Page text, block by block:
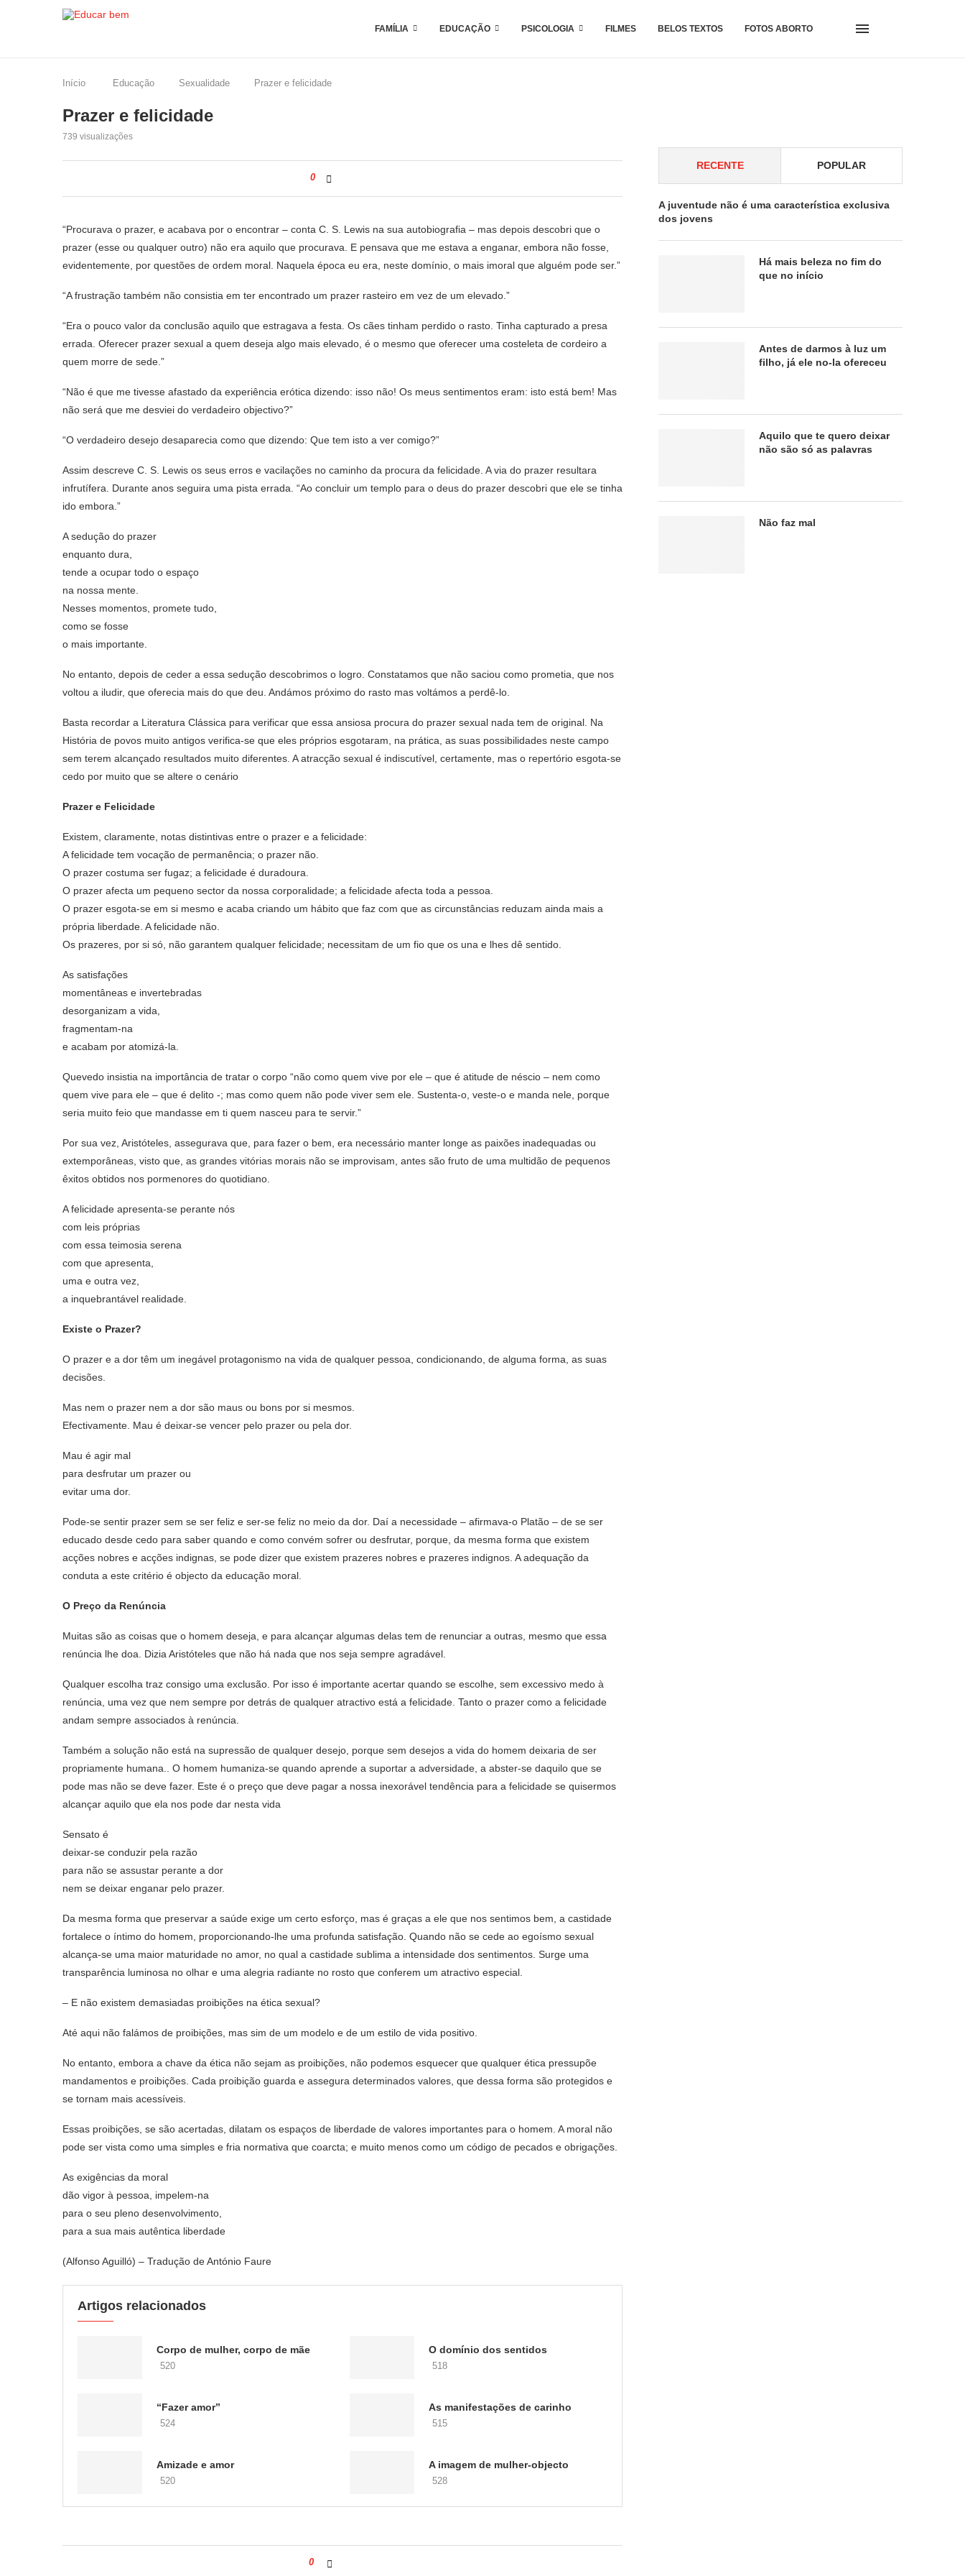
FAMÍLIA EDUCAÇÃO PSICOLOGIA FILMES BELOS TEXTOS FOTOS ABORTO
Início Educação Sexualidade Prazer e felicidade
Prazer e felicidade
739 visualizações
0
“Procurava o prazer, e acabava por o encontrar – conta C. S. Lewis na sua autobiografia – mas depois descobri que o
prazer (esse ou qualquer outro) não era aquilo que procurava. E pensava que me estava a enganar, embora não fosse,
evidentemente, por questões de ordem moral. Naquela época eu era, neste domínio, o mais imoral que alguém pode ser.”
“A frustração também não consistia em ter encontrado um prazer rasteiro em vez de um elevado.”
“Era o pouco valor da conclusão aquilo que estragava a festa. Os cães tinham perdido o rasto. Tinha capturado a presa
errada. Oferecer prazer sexual a quem deseja algo mais elevado, é o mesmo que oferecer uma costeleta de cordeiro a
quem morre de sede.”
“Não é que me tivesse afastado da experiência erótica dizendo: isso não! Os meus sentimentos eram: isto está bem! Mas
não será que me desviei do verdadeiro objectivo?”
“O verdadeiro desejo desaparecia como que dizendo: Que tem isto a ver comigo?”
Assim descreve C. S. Lewis os seus erros e vacilações no caminho da procura da felicidade. A via do prazer resultara
infrutífera. Durante anos seguira uma pista errada. “Ao concluir um templo para o deus do prazer descobri que ele se tinha
ido embora.”
A sedução do prazer
enquanto dura,
tende a ocupar todo o espaço
na nossa mente.
Nesses momentos, promete tudo,
como se fosse
o mais importante.
No entanto, depois de ceder a essa sedução descobrimos o logro. Constatamos que não saciou como prometia, que nos
voltou a iludir, que oferecia mais do que deu. Andámos próximo do rasto mas voltámos a perdê-lo.
Basta recordar a Literatura Clássica para verificar que essa ansiosa procura do prazer sexual nada tem de original. Na
História de povos muito antigos verifica-se que eles próprios esgotaram, na prática, as suas possibilidades neste campo
sem terem alcançado resultados muito diferentes. A atracção sexual é indiscutível, certamente, mas o repertório esgota-se
cedo por muito que se altere o cenário
Prazer e Felicidade
Existem, claramente, notas distintivas entre o prazer e a felicidade:
A felicidade tem vocação de permanência; o prazer não.
O prazer costuma ser fugaz; a felicidade é duradoura.
O prazer afecta um pequeno sector da nossa corporalidade; a felicidade afecta toda a pessoa.
O prazer esgota-se em si mesmo e acaba criando um hábito que faz com que as circunstâncias reduzam ainda mais a
própria liberdade. A felicidade não.
Os prazeres, por si só, não garantem qualquer felicidade; necessitam de um fio que os una e lhes dê sentido.
As satisfações
momentâneas e invertebradas
desorganizam a vida,
fragmentam-na
e acabam por atomizá-la.
Quevedo insistia na importância de tratar o corpo “não como quem vive por ele – que é atitude de néscio – nem como
quem vive para ele – que é delito -; mas como quem não pode viver sem ele. Sustenta-o, veste-o e manda nele, porque
seria muito feio que mandasse em ti quem nasceu para te servir.”
Por sua vez, Aristóteles, assegurava que, para fazer o bem, era necessário manter longe as paixões inadequadas ou
extemporâneas, visto que, as grandes vitórias morais não se improvisam, antes são fruto de uma multidão de pequenos
êxitos obtidos nos pormenores do quotidiano.
A felicidade apresenta-se perante nós
com leis próprias
com essa teimosia serena
com que apresenta,
uma e outra vez,
a inquebrantável realidade.
Existe o Prazer?
O prazer e a dor têm um inegável protagonismo na vida de qualquer pessoa, condicionando, de alguma forma, as suas
decisões.
Mas nem o prazer nem a dor são maus ou bons por si mesmos.
Efectivamente. Mau é deixar-se vencer pelo prazer ou pela dor.
Mau é agir mal
para desfrutar um prazer ou
evitar uma dor.
Pode-se sentir prazer sem se ser feliz e ser-se feliz no meio da dor. Daí a necessidade – afirmava-o Platão – de se ser
educado desde cedo para saber quando e como convém sofrer ou desfrutar, porque, da mesma forma que existem
acções nobres e acções indignas, se pode dizer que existem prazeres nobres e prazeres indignos. A adequação da
conduta a este critério é objecto da educação moral.
O Preço da Renúncia
Muitas são as coisas que o homem deseja, e para alcançar algumas delas tem de renunciar a outras, mesmo que essa
renúncia lhe doa. Dizia Aristóteles que não há nada que nos seja sempre agradável.
Qualquer escolha traz consigo uma exclusão. Por isso é importante acertar quando se escolhe, sem excessivo medo à
renúncia, uma vez que nem sempre por detrás de qualquer atractivo está a felicidade. Tanto o prazer como a felicidade
andam sempre associados à renúncia.
Também a solução não está na supressão de qualquer desejo, porque sem desejos a vida do homem deixaria de ser
propriamente humana.. O homem humaniza-se quando aprende a suportar a adversidade, a abster-se daquilo que se
pode mas não se deve fazer. Este é o preço que deve pagar a nossa inexorável tendência para a felicidade se quisermos
alcançar aquilo que ela nos pode dar nesta vida
Sensato é
deixar-se conduzir pela razão
para não se assustar perante a dor
nem se deixar enganar pelo prazer.
Da mesma forma que preservar a saúde exige um certo esforço, mas é graças a ele que nos sentimos bem, a castidade
fortalece o íntimo do homem, proporcionando-lhe uma profunda satisfação. Quando não se cede ao egoísmo sexual
alcança-se uma maior maturidade no amor, no qual a castidade sublima a intensidade dos sentimentos. Surge uma
transparência luminosa no olhar e uma alegria radiante no rosto que conferem um atractivo especial.
– E não existem demasiadas proibições na ética sexual?
Até aqui não falámos de proibições, mas sim de um modelo e de um estilo de vida positivo.
No entanto, embora a chave da ética não sejam as proibições, não podemos esquecer que qualquer ética pressupõe
mandamentos e proibições. Cada proibição guarda e assegura determinados valores, que dessa forma são protegidos e
se tornam mais acessíveis.
Essas proibições, se são acertadas, dilatam os espaços de liberdade de valores importantes para o homem. A moral não
pode ser vista como uma simples e fria normativa que coarcta; e muito menos como um código de pecados e obrigações.
As exigências da moral
dão vigor à pessoa, impelem-na
para o seu pleno desenvolvimento,
para a sua mais autêntica liberdade
(Alfonso Aguilló) – Tradução de António Faure
Artigos relacionados
Corpo de mulher, corpo de mãe
520
O domínio dos sentidos
518
“Fazer amor”
524
As manifestações de carinho
515
Amizade e amor
520
A imagem de mulher-objecto
528
0
RECENTE POPULAR
A juventude não é uma característica exclusiva
dos jovens
Há mais beleza no fim do
que no início
Antes de darmos à luz um
filho, já ele no-la ofereceu
Aquilo que te quero deixar
não são só as palavras
Não faz mal